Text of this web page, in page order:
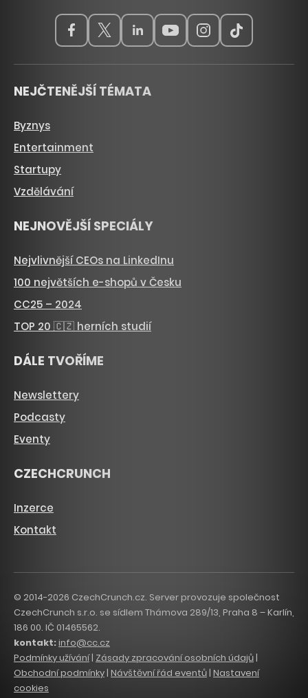
NEJČTENĚJŠÍ TÉMATA
Byznys
Entertainment
Startupy
Vzdělávání
NEJNOVĚJŠÍ SPECIÁLY
Nejvlivnější CEOs na LinkedInu
100 největších e-shopů v Česku
CC25 – 2024
TOP 20 🇨🇿 herních studií
DÁLE TVOŘÍME
Newslettery
Podcasty
Eventy
CZECHCRUNCH
Inzerce
Kontakt
© 2014-2026 CzechCrunch.cz. Server provozuje společnost
CzechCrunch s.r.o. se sídlem Thámova 289/13, Praha 8 – Karlín,
186 00. IČ 01465562.
kontakt:info@cc.cz
Podmínky užívání| Zásady zpracování osobních údajů|
Obchodní podmínky| Návštěvní řád eventů | Nastavení
cookies